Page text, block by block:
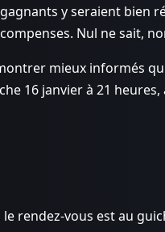
y seraient bien
Nul ne sait,
mieux informés
16 janvier à 21
le rendez-vous est au